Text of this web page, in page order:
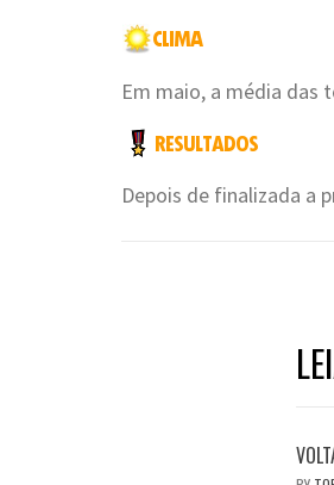
Em maio, a média das
Depois de finalizada a